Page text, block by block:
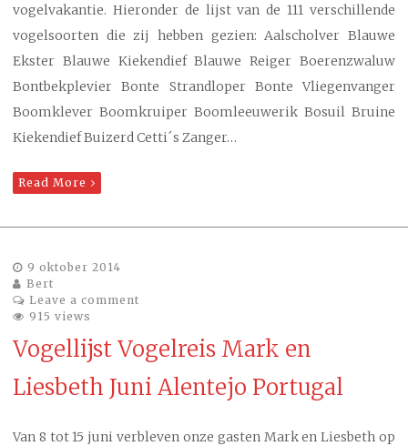
vogelvakantie. Hieronder de lijst van de 111 verschillende
vogelsoorten die zij hebben gezien: Aalscholver Blauwe
Ekster Blauwe Kiekendief Blauwe Reiger Boerenzwaluw
Bontbekplevier Bonte Strandloper Bonte Vliegenvanger
Boomklever Boomkruiper Boomleeuwerik Bosuil Bruine
Kiekendief Buizerd Cetti´s Zanger…
Read More
9 oktober 2014
Bert
Leave a comment
915 views
Vogellijst Vogelreis Mark en
Liesbeth Juni Alentejo Portugal
Van 8 tot 15 juni verbleven onze gasten Mark en Liesbeth op